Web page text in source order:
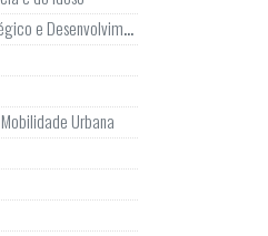
e Desenvolvimento
Urbana